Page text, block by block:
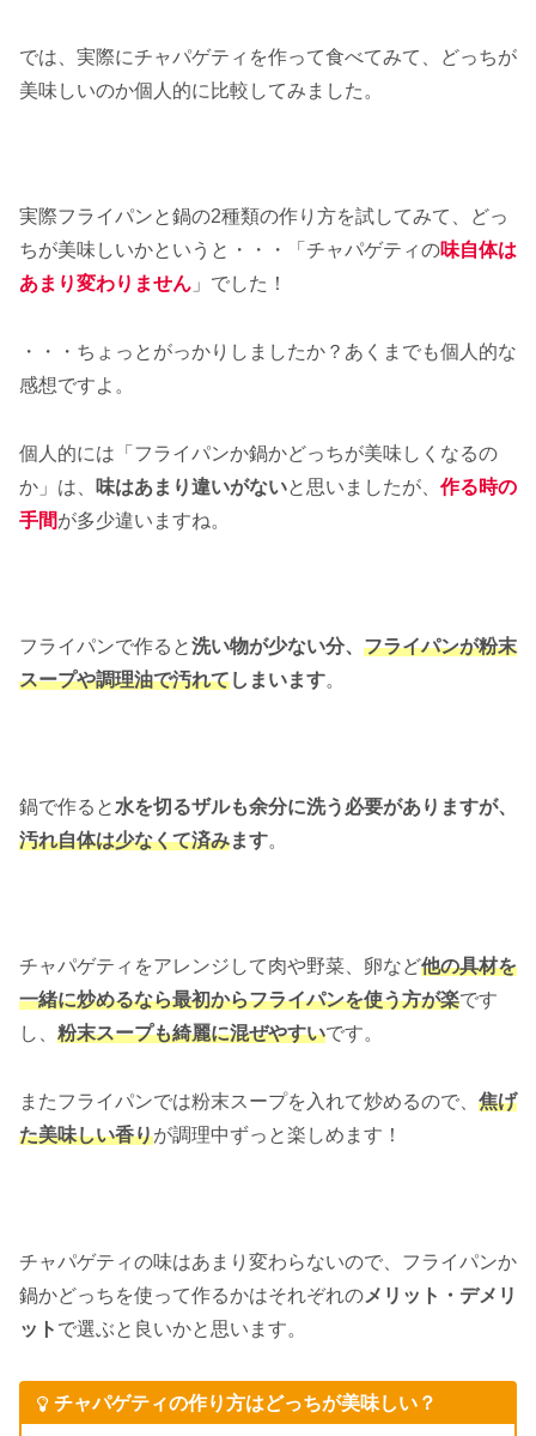
では、実際にチャパゲティを作って食べてみて、どっちが
美味しいのか個人的に比較してみました。
実際フライパンと鍋の2種類の作り方を試してみて、どっ
ちが美味しいかというと・・・「チャパゲティの味自体は
あまり変わりません 」でした！
・・・ちょっとがっかりしましたか？あくまでも個人的な
感想ですよ。
個人的には「フライパンか鍋かどっちが美味しくなるの
か」は、
味はあまり違いがないと思いましたが、 作る時の
手間が多少違いますね。
フライパンで作ると洗い物が少ない分、 フライパンが粉末
スープや調理油で汚れてしまいます。
鍋で作ると 水を切るザルも余分に洗う必要がありますが、
汚れ自体は少なくて済みます。
チャパゲティをアレンジして肉や野菜、卵など他の具材を
一緒に炒めるなら最初からフライパンを使う方が楽です
し、 粉末スープも綺麗に混ぜやすいです。
またフライパンでは粉末スープを入れて炒めるので、 焦げ
た美味しい香りが調理中ずっと楽しめます！
チャパゲティの味はあまり変わらないので、フライパンか
鍋かどっちを使って作るかはそれぞれのメリット・デメリ
ット で選ぶと良いかと思います。
チャパゲティの作り方はどっちが美味しい？